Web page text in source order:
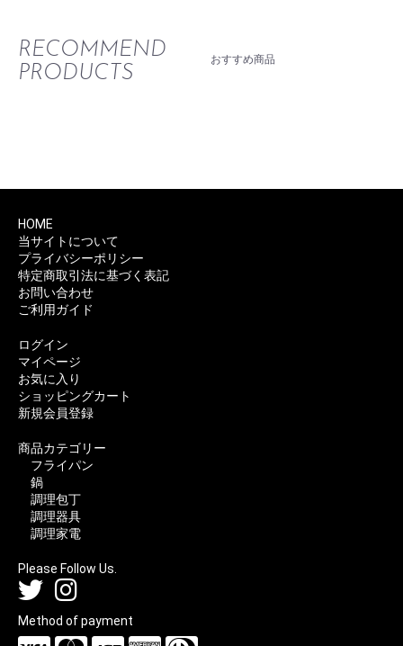
RECOMMEND
PRODUCTS
おすすめ商品
HOME
当サイトについて
プライバシーポリシー
特定商取引法に基づく表記
お問い合わせ
ご利用ガイド
ログイン
マイページ
お気に入り
ショッピングカート
新規会員登録
商品カテゴリー
フライパン
鍋
調理包丁
調理器具
調理家電
Please Follow Us.
Method of payment